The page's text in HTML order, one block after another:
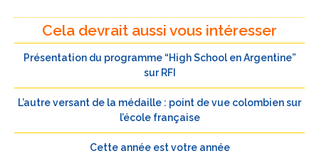
Cela devrait aussi vous intéresser
Présentation du programme “High School en Argentine”
sur RFI
L’autre versant de la médaille : point de vue colombien sur
l’école française
Cette année est votre année